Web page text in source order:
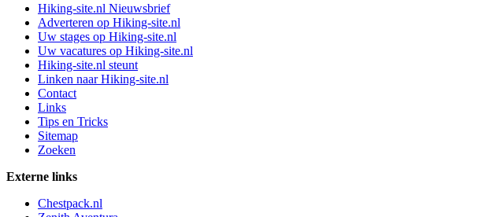
Hiking-site.nl Nieuwsbrief
Adverteren op Hiking-site.nl
Uw stages op Hiking-site.nl
Uw vacatures op Hiking-site.nl
Hiking-site.nl steunt
Linken naar Hiking-site.nl
Contact
Links
Tips en Tricks
Sitemap
Zoeken
Externe links
Chestpack.nl